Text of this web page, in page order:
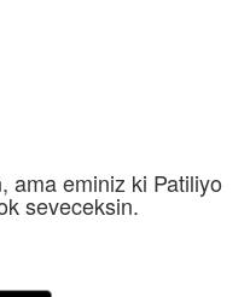
ama eminiz ki Patiliyo
seveceksin.